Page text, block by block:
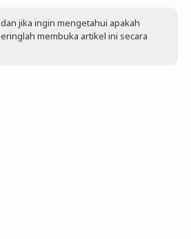
jika ingin mengetahui apakah
membuka artikel ini secara